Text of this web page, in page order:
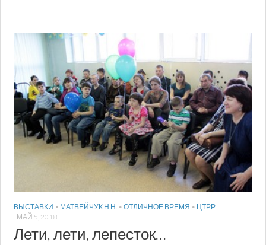
ВЫСТАВКИ • МАТВЕЙЧУК Н.Н. • ОТЛИЧНОЕ ВРЕМЯ • ЦТРР
МАЙ 5, 2018
Лети, лети, лепесток…